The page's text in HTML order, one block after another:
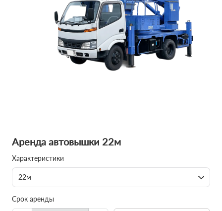
Аренда автовышки 22м
Характеристики
22м
Срок аренды